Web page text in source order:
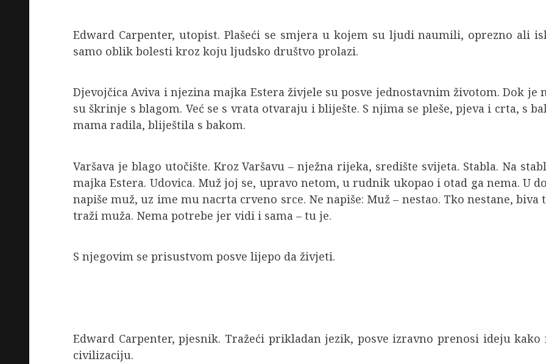
Edward Carpenter, utopist. Plašeći se smjera u kojem su ljudi naumili, oprezno ali
samo oblik bolesti kroz koju ljudsko društvo prolazi.
Djevojčica Aviva i njezina majka Estera živjele su posve jednostavnim životom. Dok je
su škrinje s blagom. Već se s vrata otvaraju i bliješte. S njima se pleše, pjeva i crta, s
mama radila, bliještila s bakom.
Varšava je blago utočište. Kroz Varšavu – nježna rijeka, središte svijeta. Stabla. Na
majka Estera. Udovica. Muž joj se, upravo netom, u rudnik ukopao i otad ga nema. U
napiše muž, uz ime mu nacrta crveno srce. Ne napiše: Muž – nestao. Tko nestane,
traži muža. Nema potrebe jer vidi i sama – tu je.
S njegovim se prisustvom posve lijepo da živjeti.
Edward Carpenter, pjesnik. Tražeći prikladan jezik, posve izravno prenosi ideju
civilizaciju.